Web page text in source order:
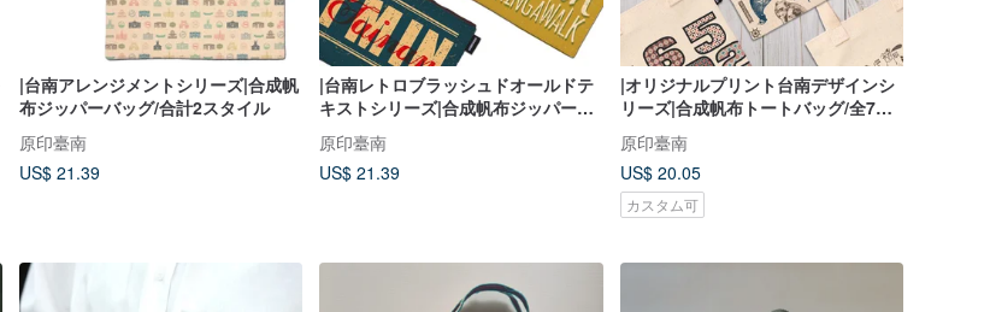
|台南アレンジメントシリーズ|合成帆
布ジッパーバッグ/合計2スタイル
原印臺南
US$ 21.39
|台南レトロブラッシュドオールドテ
キストシリーズ|合成帆布ジッパーバ
ッグ/合計4スタイル
原印臺南
US$ 21.39
|オリジナルプリント台南デザインシ
リーズ|合成帆布トートバッグ/全7ス
タイル
原印臺南
US$ 20.05
カスタム可